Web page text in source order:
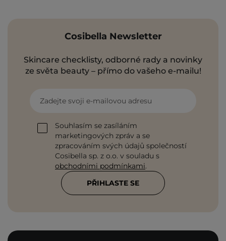
Cosibella Newsletter
Skincare checklisty, odborné rady a novinky
ze světa beauty – přímo do vašeho e-mailu!
Zadejte svoji e-mailovou adresu
Souhlasím se zasíláním
marketingových zpráv a se
zpracováním svých údajů společností
Cosibella sp. z o.o. v souladu s
obchodními podmínkami.
PŘIHLASTE SE